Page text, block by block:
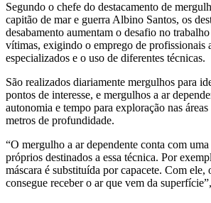
Segundo o chefe do destacamento de
capitão de mar e guerra Albino Santos, os
desabamento aumentam o desafio no
vítimas, exigindo o emprego de profissionais
especializados e o uso de diferentes técnicas.
São realizados diariamente mergulhos para
pontos de interesse, e mergulhos a ar
autonomia e tempo para exploração nas
metros de profundidade.
“O mergulho a ar dependente conta com uma
próprios destinados a essa técnica. Por
máscara é substituída por capacete. Com ele,
consegue receber o ar que vem da